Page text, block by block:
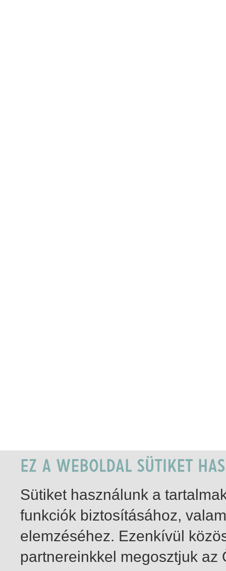
Sütiket használunk a
funkciók biztosításához,
elemzéséhez. Ezenkívül
partnereinkkel megosztjuk